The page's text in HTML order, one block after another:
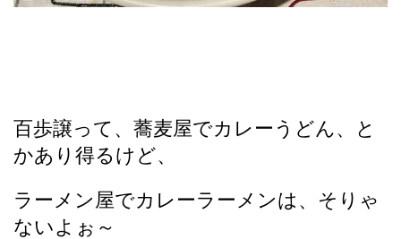
百歩譲って、蕎麦屋でカレーうどん、と
かあり得るけど、
ラーメン屋でカレーラーメンは、そりゃ
ないよぉ～